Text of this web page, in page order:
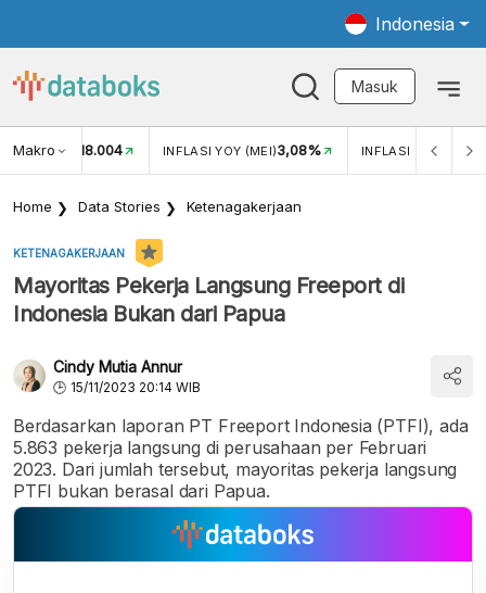
Indonesia
Masuk
Makro
USD/IDR 18.004 INFLASI YOY (MEI)3,08% INFLASI MOM (MEI)
Home Data Stories Ketenagakerjaan
KETENAGAKERJAAN
Mayoritas Pekerja Langsung Freeport di
Indonesia Bukan dari Papua
Cindy Mutia Annur
15/11/2023 20:14 WIB
Berdasarkan laporan PT Freeport Indonesia (PTFI), ada
5.863 pekerja langsung di perusahaan per Februari
2023. Dari jumlah tersebut, mayoritas pekerja langsung
PTFI bukan berasal dari Papua.